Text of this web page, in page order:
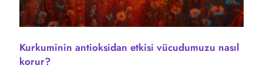
Kurkuminin antioksidan etkisi vücudumuzu nasıl
korur?